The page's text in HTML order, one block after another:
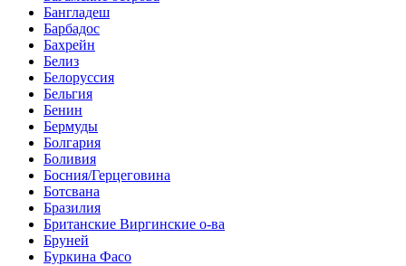
Бангладеш
Барбадос
Бахрейн
Белиз
Белоруссия
Бельгия
Бенин
Бермуды
Болгария
Боливия
Босния/Герцеговина
Ботсвана
Бразилия
Британские Виргинские о-ва
Бруней
Буркина Фасо